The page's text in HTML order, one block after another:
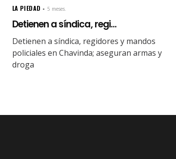
LA PIEDAD 5 meses.
Detienen a síndica, regi...
Detienen a síndica, regidores y mandos
policiales en Chavinda; aseguran armas y
droga